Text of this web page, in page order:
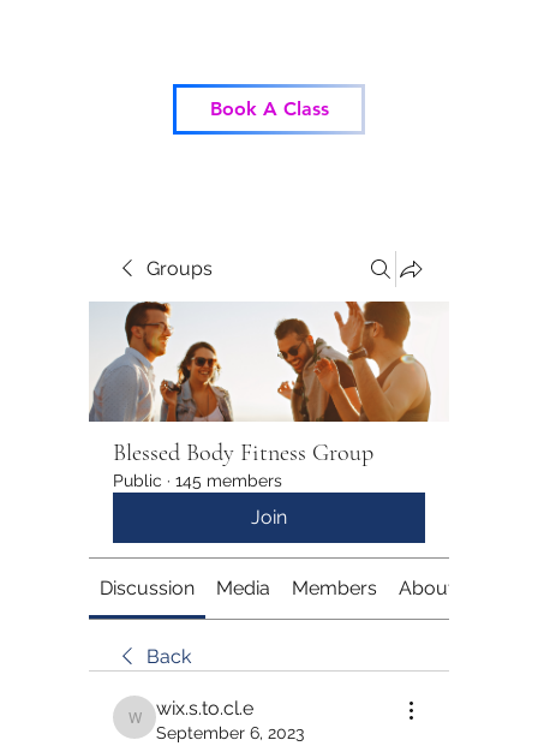
Book A Class
Groups
Blessed Body Fitness Group
Public · 145 members
Join
Discussion Media Members About
Back
wix.s.to.cl.e
wix.s.to.cl.e
September 6, 2023